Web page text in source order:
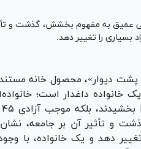
عمیق به مفهوم بخشش، گذشت و
بسیاری را تغییر دهد.
دیوار»، محصول خانه مستند
یک خانواده داغدار است؛
و تأثیر آن بر جامعه،
دهد و یک خانواده، با